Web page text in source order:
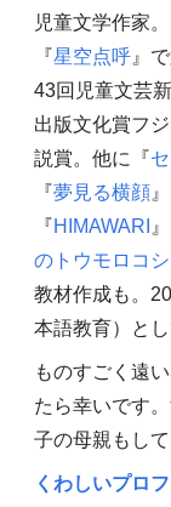
児童文学作家
『星空点呼』
43回児童文芸
出版文化賞フ
説賞。他に『
『夢見る横顔
『HIMAWARI
のトウモロコシ
教材作成も。
本語教育）と
ものすごく遠
たら幸いです
子の母親もして
くわしいプロ